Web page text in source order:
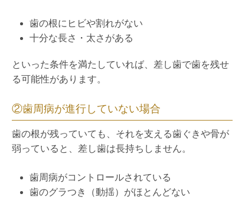
歯の根にヒビや割れがない
十分な長さ・太さがある
といった条件を満たしていれば、差し歯で歯を残せ
る可能性があります。
②歯周病が進行していない場合
歯の根が残っていても、それを支える歯ぐきや骨が
弱っていると、差し歯は長持ちしません。
歯周病がコントロールされている
歯のグラつき（動揺）がほとんどない